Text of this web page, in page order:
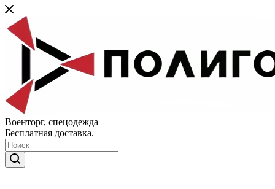
Военторг, спецодежда
Бесплатная доставка.